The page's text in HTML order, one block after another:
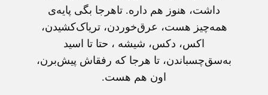
داشت، هنوز هم داره. تاهرجا بگی پایه‌ی
همه‌چیز هست، عرق‌خوردن، تریاک‌کشیدن،
اکس، دکس، شیشه ، حتا تا اسید
به‌سق‌چسباندن، تا هرجا که رفقاش پیش‌برن،
اون هم هست.